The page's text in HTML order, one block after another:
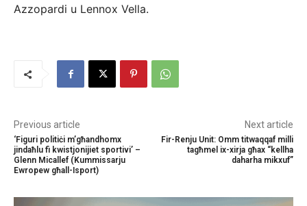
Azzopardi u Lennox Vella.
Previous article
‘Figuri politiċi m’għandhomx
jindaħlu fi kwistjonijiet sportivi’ –
Glenn Micallef (Kummissarju
Ewropew għall-Isport)
Next article
Fir-Renju Unit: Omm titwaqqaf milli
tagħmel ix-xirja għax “kellha
daharha mikxuf”